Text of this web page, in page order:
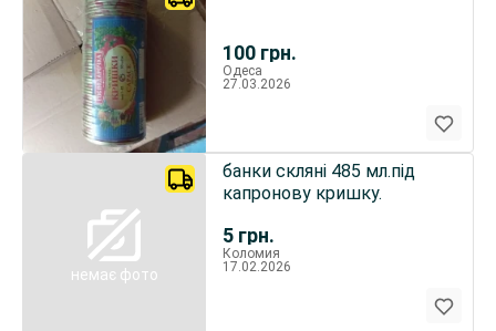
100 грн.
Одеса
27.03.2026
немає фото
5 грн.
банки скляні 485 мл.під
капронову кришку.
Коломия
17.02.2026